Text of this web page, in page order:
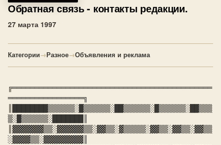
Обратная связь- контакты редакции.
27 марта 1997
Категории→Разное→Объявления и реклама
╔═════════════════════════════════════════════
═════════════════╗
███████▒▒▒▒▒▒░█▒▒▒▒▒▒░██▒▒▒▒▒▒░█▒▒▒▒▒▒░██▒▒▒
▒░█▒▒▒▒▒▒░███████
║▓▓▓▓▓▓▓▒▒░▓▓▓▓▓▓▒▒░▓▓▒▒░▓▒▒▒▒▒░▓▓▒▒░▓▓▒▒░▓▓▒▒
░▓▓▓▓▒▒░▓▓▓▓▓▓▓▓▓